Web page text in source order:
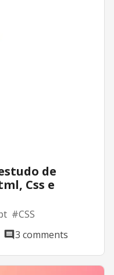
de
Css e
#CSS
3 comments